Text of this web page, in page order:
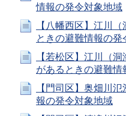
情報の発令対象地域
【八幡西区】江川
ときの避難情報の発
【若松区】江川（
があるときの避難
【門司区】奥畑川
報の発令対象地域